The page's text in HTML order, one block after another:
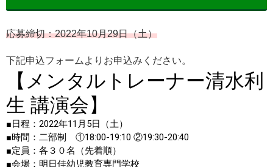
応募締切：2022年10月29日（土）
下記申込フォームよりお申込みください。